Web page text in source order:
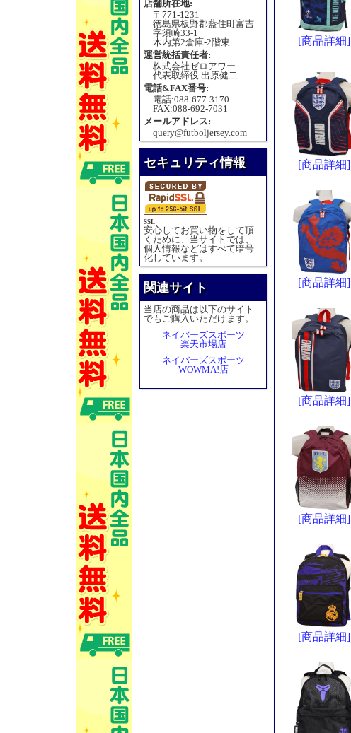
店舗所在地:
〒771-1231
徳島県板野郡藍住町富吉
字須崎33-1
木内第2倉庫-2階東
運営統括責任者:
株式会社ゼロアワー
代表取締役 出原健二
電話&FAX番号:
電話:088-677-3170
FAX:088-692-7031
メールアドレス:
query@futboljersey.com
セキュリティ情報
SSL
安心してお買い物をして頂
くために、当サイトでは、
個人情報などはすべて暗号
化しています。
関連サイト
当店の商品は以下のサイト
でもご購入いただけます。
ネイバーズスポーツ
楽天市場店
ネイバーズスポーツ
WOWMA!店
[商品詳細]
[商品詳細]
[商品詳細]
[商品詳細]
[商品詳細]
[商品詳細]